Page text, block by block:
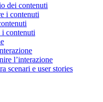
dei contenuti
i contenuti
contenuti
l’interazione
scenari e user stories